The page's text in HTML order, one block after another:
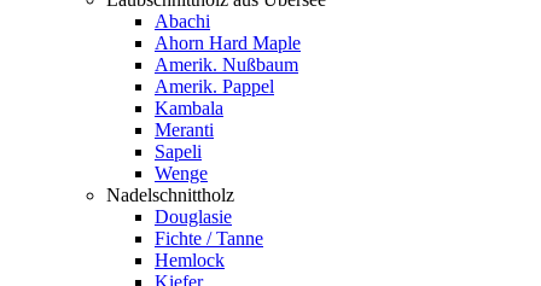
Abachi
Ahorn Hard Maple
Amerik. Nußbaum
Amerik. Pappel
Kambala
Meranti
Sapeli
Wenge
Nadelschnittholz
Douglasie
Fichte / Tanne
Hemlock
Kiefer